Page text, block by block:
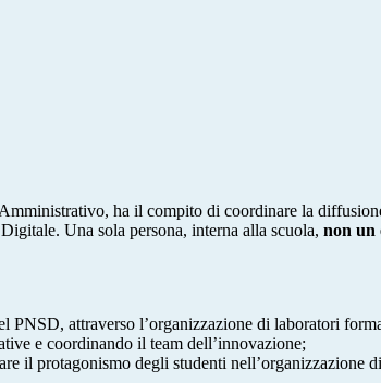
ha il compito di coordinare la
Una sola persona, interna alla scuola, non un
attraverso l’organizzazione di laboratori
e coordinando il team dell’innovazione;
il protagonismo degli studenti